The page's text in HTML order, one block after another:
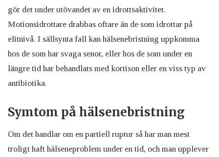
gör det under utövandet av en idrottsaktivitet.
Motionsidrottare drabbas oftare än de som idrottar på
elitnivå. I sällsynta fall kan hälsenebristning uppkomma
hos de som har svaga senor, eller hos de som under en
längre tid har behandlats med kortison eller en viss typ av
antibiotika.
Symtom på hälsenebristning
Om det handlar om en partiell ruptur så har man mest
troligt haft hälseneproblem under en tid, och man upplever